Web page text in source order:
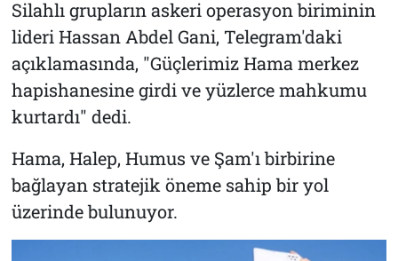
Silahlı grupların askeri operasyon biriminin
lideri Hassan Abdel Gani, Telegram'daki
açıklamasında, "Güçlerimiz Hama merkez
hapishanesine girdi ve yüzlerce mahkumu
kurtardı" dedi.
Hama, Halep, Humus ve Şam'ı birbirine
bağlayan stratejik öneme sahip bir yol
üzerinde bulunuyor.